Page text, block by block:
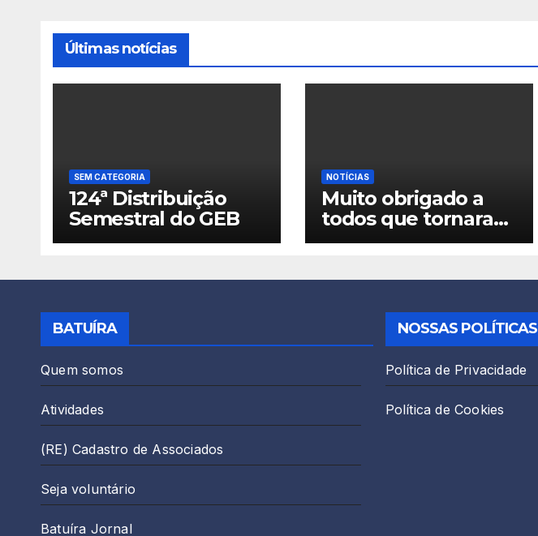
Últimas notícias
SEM CATEGORIA
124ª Distribuição
Semestral do GEB
NOTÍCIAS
Muito obrigado a
todos que tornaram
realidade mais uma
Semestral do GEB!
BATUÍRA
Quem somos
Atividades
(RE) Cadastro de Associados
Seja voluntário
Batuíra Jornal
NOSSAS POLÍTICAS
Política de Privacidade
Política de Cookies